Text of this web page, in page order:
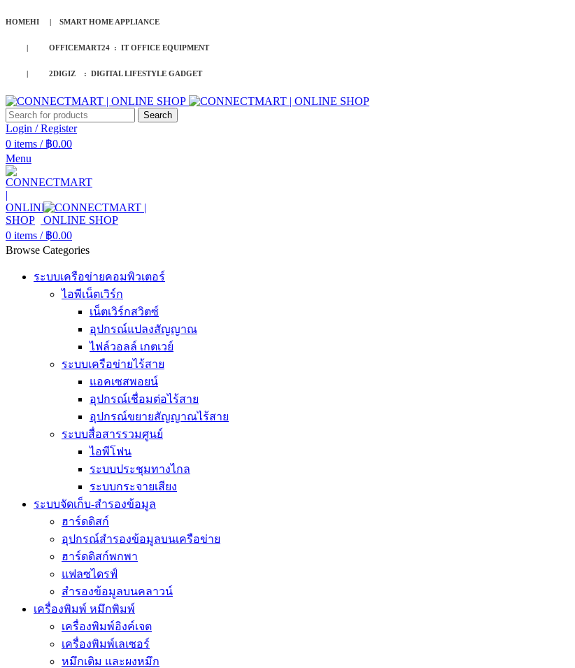
HOMEHI | SMART HOME APPLIANCE
| OFFICEMART24 : IT OFFICE EQUIPMENT
| 2DIGIZ : DIGITAL LIFESTYLE GADGET
Search
Login / Register
0 items / ฿0.00
Menu
0 items / ฿0.00
Browse Categories
ระบบเครือข่ายคอมพิวเตอร์
ไอพีเน็ตเวิร์ก
เน็ตเวิร์กสวิตซ์
อุปกรณ์แปลงสัญญาณ
ไฟล์วอลล์ เกตเวย์
ระบบเครือข่ายไร้สาย
แอคเซสพอยน์
อุปกรณ์เชื่อมต่อไร้สาย
อุปกรณ์ขยายสัญญาณไร้สาย
ระบบสื่อสารรวมศูนย์
ไอพีโฟน
ระบบประชุมทางไกล
ระบบกระจายเสียง
ระบบจัดเก็บ-สำรองข้อมูล
ฮาร์ดดิสก์
อุปกรณ์สำรองข้อมูลบนเครือข่าย
ฮาร์ดดิสก์พกพา
แฟลซไดรฟ์
สำรองข้อมูลบนคลาวน์
เครื่องพิมพ์ หมึกพิมพ์
เครื่องพิมพ์อิงค์เจต
เครื่องพิมพ์เลเซอร์
หมึกเติม และผงหมึก